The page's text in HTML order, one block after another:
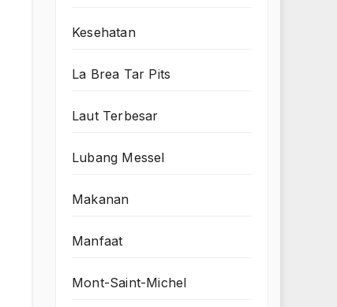
Kesehatan
La Brea Tar Pits
Laut Terbesar
Lubang Messel
Makanan
Manfaat
Mont-Saint-Michel